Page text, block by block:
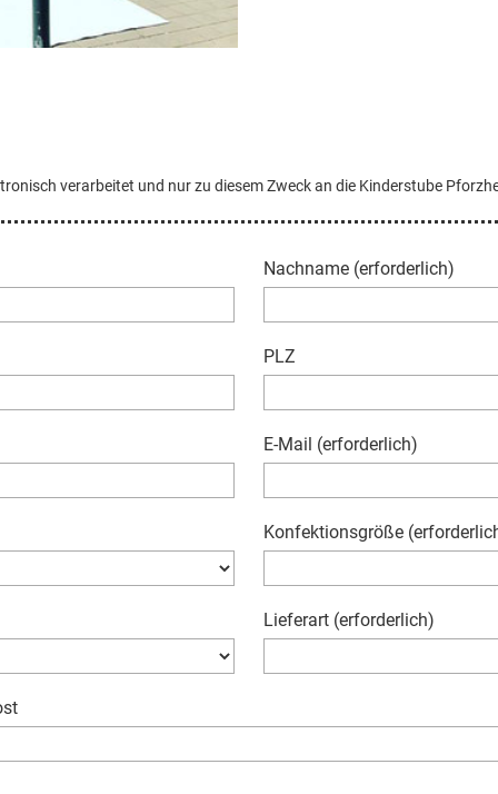
verarbeitet und nur zu diesem Zweck an die Kinderstube
Nachname (erforderlich)
PLZ
E-Mail (erforderlich)
Konfektionsgröße
Lieferart (erforderlich)